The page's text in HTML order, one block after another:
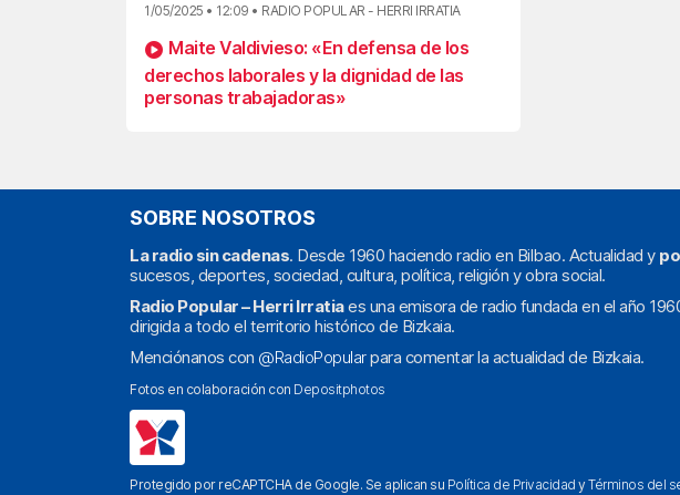
1/05/2025 • 12:09 • RADIO POPULAR - HERRI IRRATIA
Maite Valdivieso: «En defensa de los
derechos laborales y la dignidad de las
personas trabajadoras»
SOBRE NOSOTROS
La radio sin cadenas. Desde 1960 haciendo radio en Bilbao. Actualidad y
sucesos, deportes, sociedad, cultura, política, religión y obra social.
Radio Popular – Herri Irratiaes una emisora de radio fundada en el año
dirigida a todo el territorio histórico de Bizkaia.
Menciónanos con @RadioPopularpara comentar la actualidad de Bizkaia.
Fotos en colaboración con Depositphotos
Protegido por reCAPTCHA de Google. Se aplican su Política de Privacidad yTérminos del